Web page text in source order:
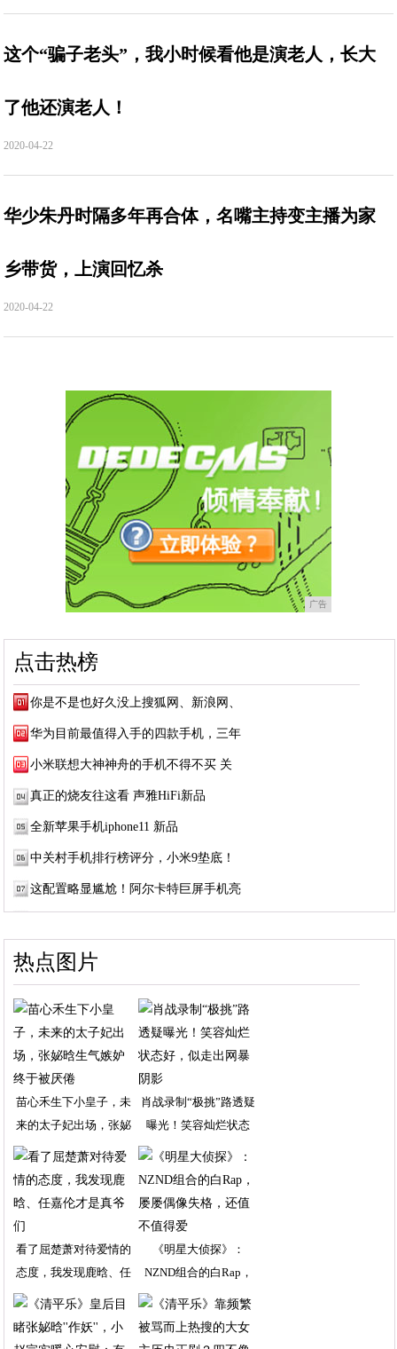
这个“骗子老头”，我小时候看他是演老人，长大
了他还演老人！
2020-04-22
华少朱丹时隔多年再合体，名嘴主持变主播为家
乡带货，上演回忆杀
2020-04-22
广告
点击热榜
你是不是也好久没上搜狐网、新浪网、
华为目前最值得入手的四款手机，三年
小米联想大神神舟的手机不得不买 关
真正的烧友往这看 声雅HiFi新品
全新苹果手机iphone11 新品
中关村手机排行榜评分，小米9垫底！
这配置略显尴尬！阿尔卡特巨屏手机亮
热点图片
苗心禾生下小皇子，未
来的太子妃出场，张妼
肖战录制“极挑”路透疑
曝光！笑容灿烂状态
看了屈楚萧对待爱情的
态度，我发现鹿晗、任
《明星大侦探》：
NZND组合的白Rap，